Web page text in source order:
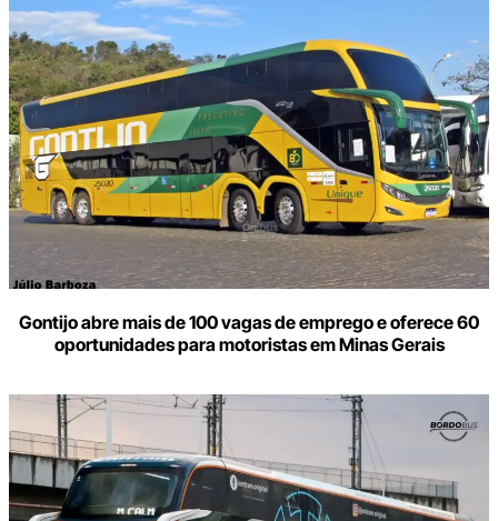
Gontijo abre mais de 100 vagas de emprego e oferece 60
oportunidades para motoristas em Minas Gerais